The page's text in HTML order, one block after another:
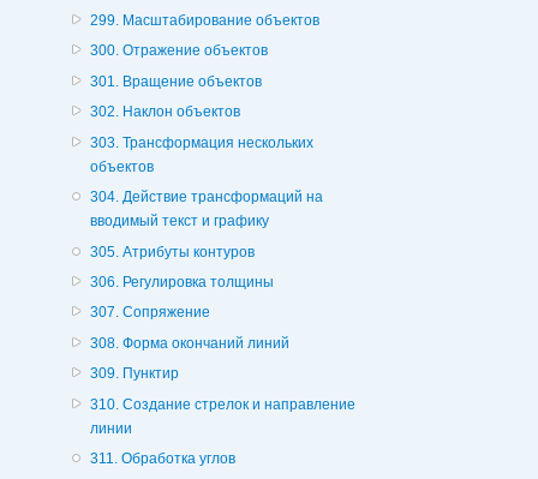
299. Масштабирование объектов
300. Отражение объектов
301. Вращение объектов
302. Наклон объектов
303. Трансформация нескольких
объектов
304. Действие трансформаций на
вводимый текст и графику
305. Атрибуты контуров
306. Регулировка толщины
307. Сопряжение
308. Форма окончаний линий
309. Пунктир
310. Создание стрелок и направление
линии
311. Обработка углов